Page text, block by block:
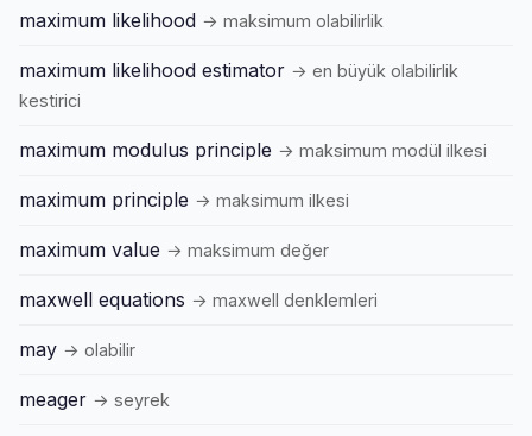
maximum likelihood → maksimum olabilirlik
maximum likelihood estimator → en büyük olabilirlik
kestirici
maximum modulus principle → maksimum modül ilkesi
maximum principle → maksimum ilkesi
maximum value → maksimum değer
maxwell equations → maxwell denklemleri
may → olabilir
meager → seyrek